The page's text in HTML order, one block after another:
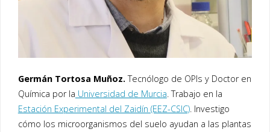
Germán Tortosa Muñoz.Tecnólogo de OPIs y Doctor en
Química por la Universidad de Murcia . Trabajo en la
Estación Experimental del Zaidín (EEZ-CSIC). Investigo
cómo los microorganismos del suelo ayudan a las plantas